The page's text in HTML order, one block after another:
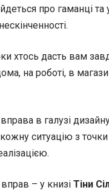
про гаманці та
хтось дасть вам
на роботі, в
в галузі
ситуацію з
– у книзі Тіни